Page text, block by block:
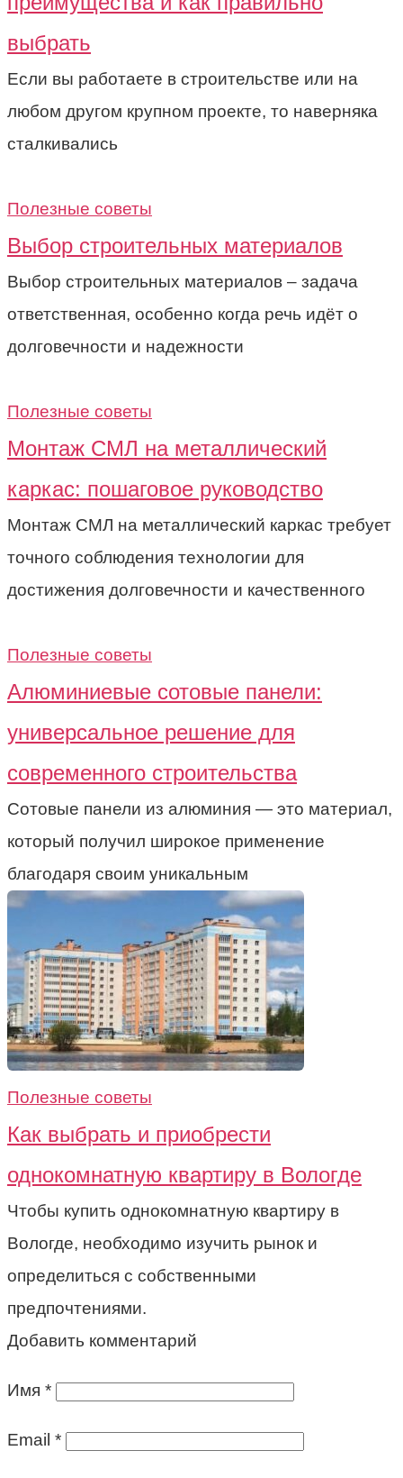
выбрать
Если вы работаете в строительстве или на
любом другом крупном проекте, то наверняка
сталкивались
Полезные советы
Выбор строительных материалов
Выбор строительных материалов – задача
ответственная, особенно когда речь идёт о
долговечности и надежности
Полезные советы
Монтаж СМЛ на металлический
каркас: пошаговое руководство
Монтаж СМЛ на металлический каркас требует
точного соблюдения технологии для
достижения долговечности и качественного
Полезные советы
Алюминиевые сотовые панели:
универсальное решение для
современного строительства
Сотовые панели из алюминия — это материал,
который получил широкое применение
благодаря своим уникальным
Полезные советы
Как выбрать и приобрести
однокомнатную квартиру в Вологде
Чтобы купить однокомнатную квартиру в
Вологде, необходимо изучить рынок и
определиться с собственными
предпочтениями.
Добавить комментарий
Имя *
Email *